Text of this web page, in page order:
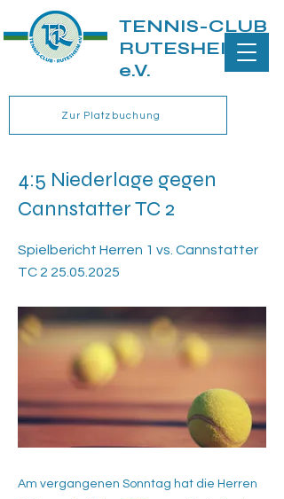
TENNIS-CLUB
RUTESHEIM
e.V.
Zur Platzbuchung
4:5 Niederlage gegen
Cannstatter TC 2
Spielbericht Herren 1 vs. Cannstatter
TC 2 25.05.2025
Am vergangenen Sonntag hat die Herren